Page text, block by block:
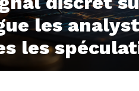
les
les